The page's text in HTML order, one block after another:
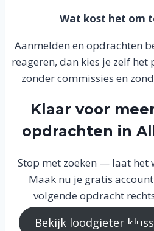
Wat kost het om
Aanmelden en opdrachten
reageren, dan kies je zelf
zonder commissies en
Klaar voor
opdrachten in
Stop met zoeken — laat het
Maak nu je gratis
volgende opdracht
Bekijk loodgieter